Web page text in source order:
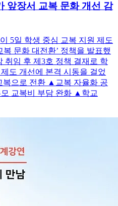
앞장서 교복 문화 개선 감
5일 학생 중심 교복 지원 제도
문화 대전환’ 정책을 발표했
취임 후 제3호 정책 결재로 학
도 개선에 본격 시동을 걸었
으로 전환 ▲교복 자율화 공
교복비 부담 완화 ▲학교